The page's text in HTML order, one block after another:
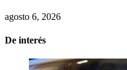
agosto 6, 2026
De interés